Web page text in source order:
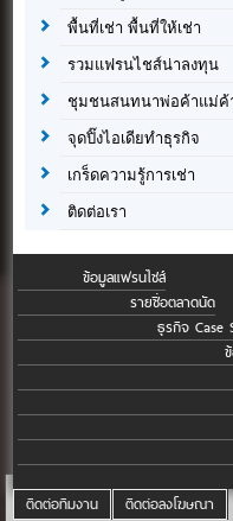
พื้นที่เช่า พื้นที่ให้เช่า
รวมแฟรนไชส์น่าลงทุน
ชุมชนสนทนาพ่อค้าแม่ค้
จุดปิ๊งไอเดียทำธุรกิจ
เกร็ดความรู้การเช่า
ติดต่อเรา
ข้อมูลแฟรนไชส์
รายชื่อตลาดนัด
ธุรกิจ Case
ติดต่อทีมงาน ติดต่อลงโฆษณา